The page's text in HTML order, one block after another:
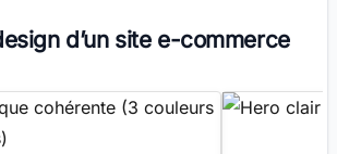
d’un site e-commerce